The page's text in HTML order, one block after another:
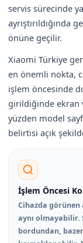
servis sürecinde
ayrıştırıldığında
önüne geçilir.
Xiaomi Türkiye
en önemli nokta,
işlem öncesinde
girildiğinde ekran
yüzden model
belirtisi açık
İşlem Öncesi
Cihazda görünen
aynı olmayabilir.
bordundan,